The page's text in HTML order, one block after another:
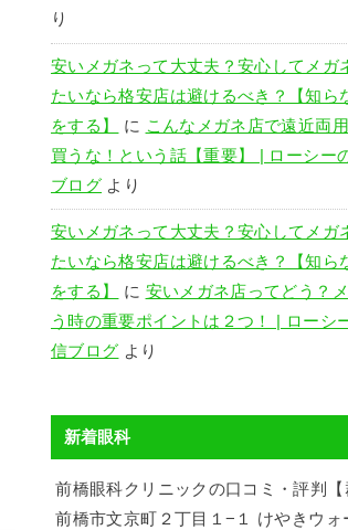
り
安いメガネって大丈夫？安心してメガ
たいなら格安店は避けるべき？【知ら
をする】
に こんなメガネ店で遠近両
買うな！という話【重要】 | ローシー
ブログ より
安いメガネって大丈夫？安心してメガ
たいなら格安店は避けるべき？【知ら
をする】
に 安いメガネ店ってどう？
う時の重要ポイントは２つ！ | ローシ
信ブログ より
新着眼科
前橋眼科クリニックの口コミ・評判【
前橋市文京町２丁目１−１ けやきウォ